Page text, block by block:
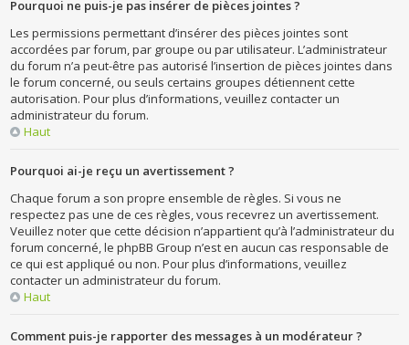
Pourquoi ne puis-je pas insérer de pièces jointes ?
Les permissions permettant d’insérer des pièces jointes sont
accordées par forum, par groupe ou par utilisateur. L’administrateur
du forum n’a peut-être pas autorisé l’insertion de pièces jointes dans
le forum concerné, ou seuls certains groupes détiennent cette
autorisation. Pour plus d’informations, veuillez contacter un
administrateur du forum.
Haut
Pourquoi ai-je reçu un avertissement ?
Chaque forum a son propre ensemble de règles. Si vous ne
respectez pas une de ces règles, vous recevrez un avertissement.
Veuillez noter que cette décision n’appartient qu’à l’administrateur du
forum concerné, le phpBB Group n’est en aucun cas responsable de
ce qui est appliqué ou non. Pour plus d’informations, veuillez
contacter un administrateur du forum.
Haut
Comment puis-je rapporter des messages à un modérateur ?